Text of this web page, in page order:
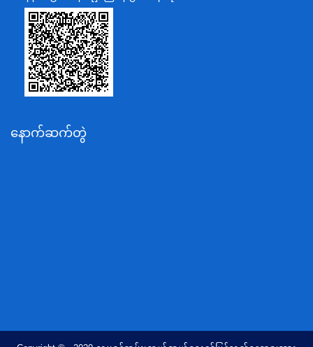
သာသနာရေးနှင့် ယဉ်ကျေးမှုဝန်ကြီးဌာန
စိုက်ပျိုးရေး၊မွေးမြူရေးနှင့်ဆည်မြောင်းဝန်ကြီးဌာန
ပို့ဆောင်ရေးနှင့်ဆက်သွယ်ရေးဝန်ကြီးဌာန
သယံဇာတနှင့်ပတ်ဝန်းကျင်ထိန်းသိမ်းရေးဝန်ကြီးဌာန
အလုပ်သမား၊လူဝင်မှုကြီးကြပ်ရေးနှင့်ပြည်သူ့အင်အား
တိုင်းရင်းသားလူမျိုးရေးရာဝန်ကြီးဌာန
နောက်ဆက်တွဲ